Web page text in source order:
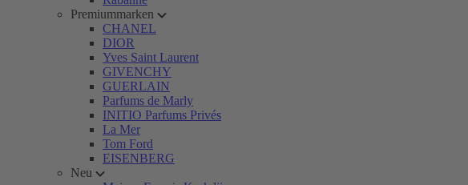
Premiummarken
CHANEL
DIOR
Yves Saint Laurent
GIVENCHY
GUERLAIN
Parfums de Marly
INITIO Parfums Privés
La Mer
Tom Ford
EISENBERG
Neu